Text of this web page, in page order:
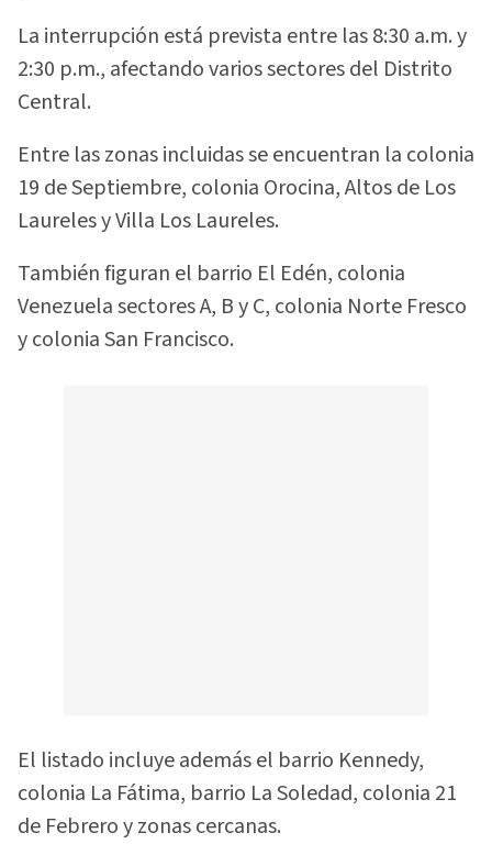
La interrupción está prevista entre las 8:30 a.m. y
2:30 p.m., afectando varios sectores del Distrito
Central.
Entre las zonas incluidas se encuentran la colonia
19 de Septiembre, colonia Orocina, Altos de Los
Laureles y Villa Los Laureles.
También figuran el barrio El Edén, colonia
Venezuela sectores A, B y C, colonia Norte Fresco
y colonia San Francisco.
El listado incluye además el barrio Kennedy,
colonia La Fátima, barrio La Soledad, colonia 21
de Febrero y zonas cercanas.